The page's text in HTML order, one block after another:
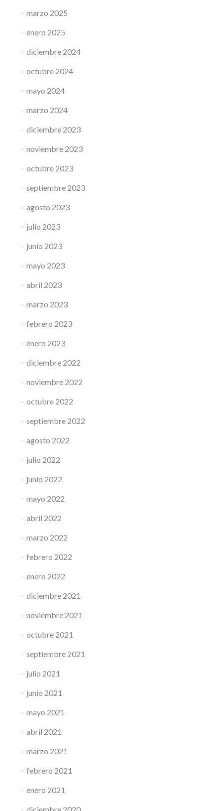
marzo 2025
enero 2025
diciembre 2024
octubre 2024
mayo 2024
marzo 2024
diciembre 2023
noviembre 2023
octubre 2023
septiembre 2023
agosto 2023
julio 2023
junio 2023
mayo 2023
abril 2023
marzo 2023
febrero 2023
enero 2023
diciembre 2022
noviembre 2022
octubre 2022
septiembre 2022
agosto 2022
julio 2022
junio 2022
mayo 2022
abril 2022
marzo 2022
febrero 2022
enero 2022
diciembre 2021
noviembre 2021
octubre 2021
septiembre 2021
julio 2021
junio 2021
mayo 2021
abril 2021
marzo 2021
febrero 2021
enero 2021